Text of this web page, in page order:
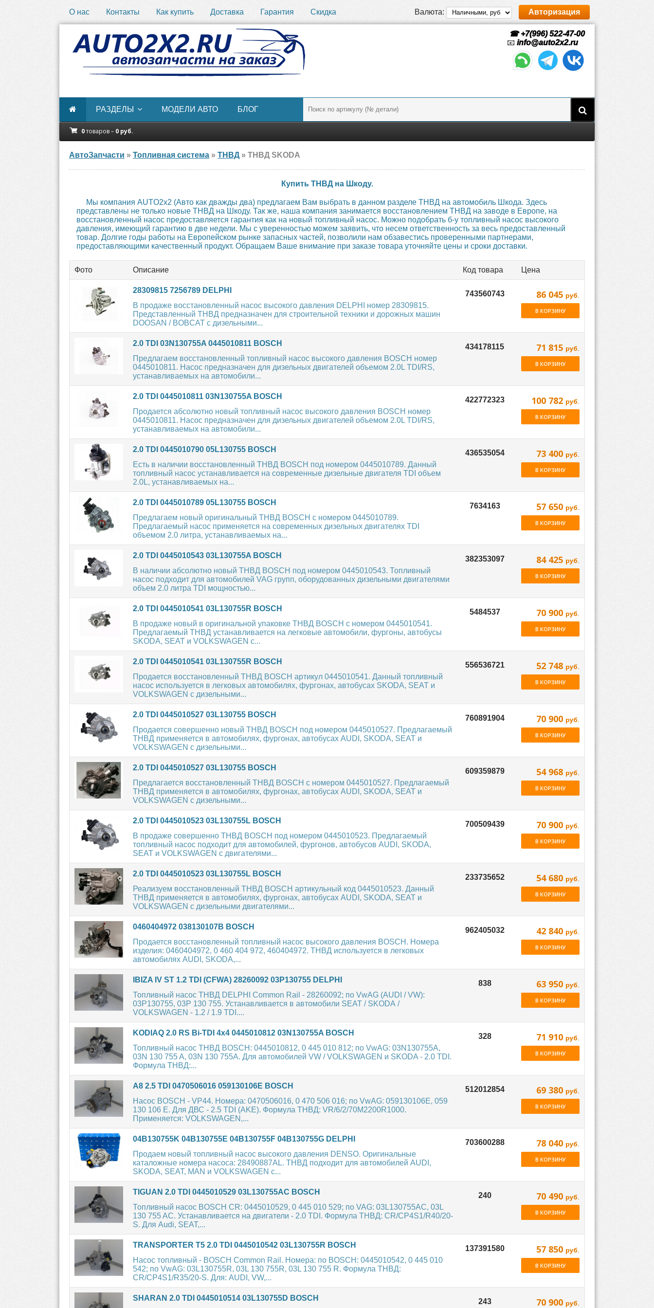
О нас Контакты Как купить Доставка Гарантия Скидка Валюта: Авторизация
☎ +7(996) 522-47-00
📧 info@auto2x2.ru
РАЗДЕЛЫ МОДЕЛИ АВТО БЛОГ
0товаров – 0 руб.
АвтоЗапчасти » Топливная система » ТНВД » ТНВД SKODA
Купить ТНВД на Шкоду.
Мы компания AUTO2х2 (Авто как дважды два) предлагаем Вам выбрать в данном разделе ТНВД на автомобиль Шкода. Здесь
представлены не только новые ТНВД на Шкоду. Так же, наша компания занимается восстановлением ТНВД на заводе в Европе, на
восстановленный насос предоставляется гарантия как на новый топливный насос. Можно подобрать б-у топливный насос высокого
давления, имеющий гарантию в две недели. Мы с уверенностью можем заявить, что несем ответственность за весь предоставленный
товар. Долгие годы работы на Европейском рынке запасных частей, позволили нам обзавестись проверенными партнерами,
предоставляющими качественный продукт. Обращаем Ваше внимание при заказе товара уточняйте цены и сроки доставки.
Фото Описание Код товара Цена
28309815 7256789 DELPHI
В продаже восстановленный насос высокого давления DELPHI номер 28309815.
Представленный ТНВД предназначен для строительной техники и дорожных машин
DOOSAN / BOBCAT с дизельными...
86 045 руб.
В КОРЗИНУ
2.0 TDI 03N130755A 0445010811 BOSCH
Предлагаем восстановленный топливный насос высокого давления BOSCH номер
0445010811. Насос предназначен для дизельных двигателей объемом 2.0L TDI/RS,
устанавливаемых на автомобили...
71 815 руб.
В КОРЗИНУ
2.0 TDI 0445010811 03N130755A BOSCH
Продается абсолютно новый топливный насос высокого давления BOSCH номер
0445010811. Насос предназначен для дизельных двигателей объемом 2.0L TDI/RS,
устанавливаемых на автомобили...
100 782 руб.
В КОРЗИНУ
2.0 TDI 0445010790 05L130755 BOSCH
Есть в наличии восстановленный ТНВД BOSCH под номером 0445010789. Данный
топливный насос устанавливается на современные дизельные двигателя TDI объем
2.0L, устанавливаемых на...
73 400 руб.
В КОРЗИНУ
2.0 TDI 0445010789 05L130755 BOSCH
Предлагаем новый оригинальный ТНВД BOSCH с номером 0445010789.
Предлагаемый насос применяется на современных дизельных двигателях TDI
объемом 2.0 литра, устанавливаемых на...
57 650 руб.
В КОРЗИНУ
2.0 TDI 0445010543 03L130755A BOSCH
В наличии абсолютно новый ТНВД BOSCH под номером 0445010543. Топливный
насос подходит для автомобилей VAG групп, оборудованных дизельными двигателями
объем 2.0 литра TDI мощностью...
84 425 руб.
В КОРЗИНУ
2.0 TDI 0445010541 03L130755R BOSCH
В продаже новый в оригинальной упаковке ТНВД BOSCH с номером 0445010541.
Предлагаемый ТНВД устанавливается на легковые автомобили, фургоны, автобусы
SKODA, SEAT и VOLKSWAGEN с...
70 900 руб.
В КОРЗИНУ
2.0 TDI 0445010541 03L130755R BOSCH
Продается восстановленный ТНВД BOSCH артикул 0445010541. Данный топливный
насос используется в легковых автомобилях, фургонах, автобусах SKODA, SEAT и
VOLKSWAGEN с дизельными...
52 748 руб.
В КОРЗИНУ
2.0 TDI 0445010527 03L130755 BOSCH
Продается совершенно новый ТНВД BOSCH под номером 0445010527. Предлагаемый
ТНВД применяется в автомобилях, фургонах, автобусах AUDI, SKODA, SEAT и
VOLKSWAGEN с дизельными...
70 900 руб.
В КОРЗИНУ
2.0 TDI 0445010527 03L130755 BOSCH
Предлагается восстановленный ТНВД BOSCH с номером 0445010527. Предлагаемый
ТНВД применяется в автомобилях, фургонах, автобусах AUDI, SKODA, SEAT и
VOLKSWAGEN с дизельными...
54 968 руб.
В КОРЗИНУ
2.0 TDI 0445010523 03L130755L BOSCH
В продаже совершенно ТНВД BOSCH под номером 0445010523. Предлагаемый
топливный насос подходит для автомобилей, фургонов, автобусов AUDI, SKODA,
SEAT и VOLKSWAGEN с двигателями...
70 900 руб.
В КОРЗИНУ
2.0 TDI 0445010523 03L130755L BOSCH
Реализуем восстановленный ТНВД BOSCH артикульный код 0445010523. Данный
ТНВД применяется в автомобилях, фургонах, автобусах AUDI, SKODA, SEAT и
VOLKSWAGEN с дизельными двигателями...
54 680 руб.
В КОРЗИНУ
0460404972 038130107B BOSCH
Продается восстановленный топливный насос высокого давления BOSCH. Номера
изделия: 0460404972, 0 460 404 972, 460404972. ТНВД используется в легковых
автомобилях AUDI, SKODA,...
42 840 руб.
В КОРЗИНУ
IBIZA IV ST 1.2 TDI (CFWA) 28260092 03P130755 DELPHI
Топливный насос ТНВД DELPHI Common Rail - 28260092; по VwAG (AUDI / VW):
03P130755, 03P 130 755. Устанавливается в автомобили SEAT / SKODA /
VOLKSWAGEN - 1.2 / 1.9 TDI....
63 950 руб.
В КОРЗИНУ
KODIAQ 2.0 RS Bi-TDI 4x4 0445010812 03N130755A BOSCH
Топливный насос ТНВД BOSCH: 0445010812, 0 445 010 812; по VwAG: 03N130755A,
03N 130 755 A, 03N 130 755A. Для автомобилей VW / VOLKSWAGEN и SKODA - 2.0 TDI.
Формула ТНВД:...
71 910 руб.
В КОРЗИНУ
A8 2.5 TDI 0470506016 059130106E BOSCH
Насос BOSCH - VP44. Номера: 0470506016, 0 470 506 016; по VwAG: 059130106E, 059
130 106 E. Для ДВС - 2.5 TDI (AKE). Формула ТНВД: VR/6/2/70M2200R1000.
Применяется: VOLKSWAGEN,...
69 380 руб.
В КОРЗИНУ
04B130755K 04B130755E 04B130755F 04B130755G DELPHI
Продаем новый топливный насос высокого давления DENSO. Оригинальные
каталожные номера насоса: 28490887AL. ТНВД подходит для автомобилей AUDI,
SKODA, SEAT, MAN и VOLKSWAGEN с...
78 040 руб.
В КОРЗИНУ
TIGUAN 2.0 TDI 0445010529 03L130755AC BOSCH
Топливный насос BOSCH CR: 0445010529, 0 445 010 529; по VAG: 03L130755AC, 03L
130 755 AC. Устанавливается на двигатели - 2.0 TDI. Формула ТНВД: CR/CP4S1/R40/20-
S. Для Audi, SEAT,...
70 490 руб.
В КОРЗИНУ
TRANSPORTER T5 2.0 TDI 0445010542 03L130755R BOSCH
Насос топливный - BOSCH Common Rail. Номера: по BOSCH: 0445010542, 0 445 010
542; по VwAG: 03L130755R, 03L 130 755R, 03L 130 755 R. Формула ТНВД:
CR/CP4S1/R35/20-S. Для: AUDI, VW,...
57 850 руб.
В КОРЗИНУ
SHARAN 2.0 TDI 0445010514 03L130755D BOSCH 70 900 руб.